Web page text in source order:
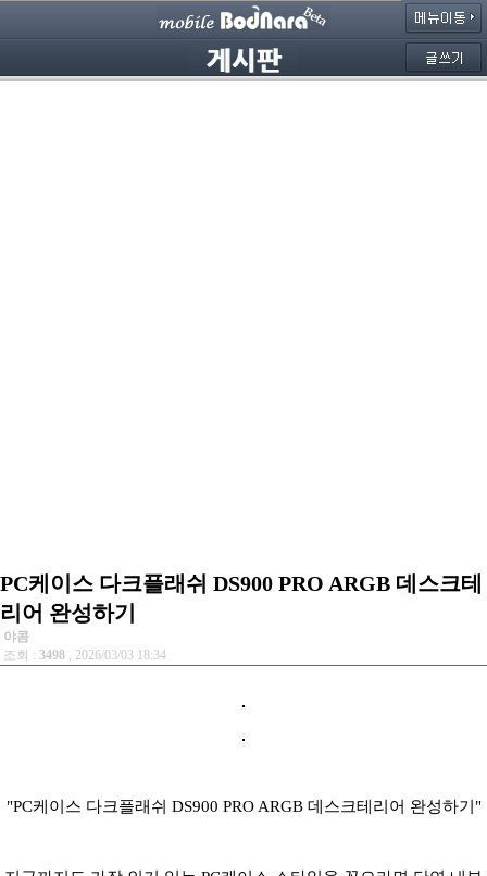
PC케이스 다크플래쉬 DS900 PRO ARGB 데스크테
리어 완성하기
야콤
조회 : 3498 , 2026/03/03 18:34
"PC케이스 다크플래쉬 DS900 PRO ARGB 데스크테리어 완성하기"